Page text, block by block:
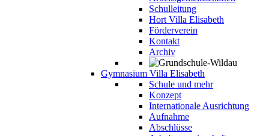
Schulleitung
Hort Villa Elisabeth
Förderverein
Kontakt
Archiv
Gymnasium Villa Elisabeth
Schule und mehr
Konzept
Internationale Ausrichtung
Aufnahme
Abschlüsse